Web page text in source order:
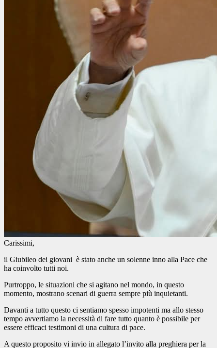
Carissimi,
il Giubileo dei giovani è stato anche un solenne inno alla Pace che
ha coinvolto tutti noi.
Purtroppo, le situazioni che si agitano nel mondo, in questo
momento, mostrano scenari di guerra sempre più inquietanti.
Davanti a tutto questo ci sentiamo spesso impotenti ma allo stesso
tempo avvertiamo la necessità di fare tutto quanto è possibile per
essere efficaci testimoni di una cultura di pace.
A questo proposito vi invio in allegato l’invito alla preghiera per la